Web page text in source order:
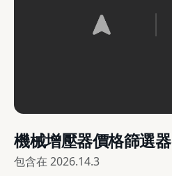
機械增壓器價格篩選器
包含在 2026.14.3